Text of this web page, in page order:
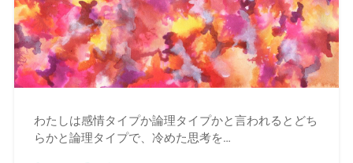
わたしは感情タイプか論理タイプかと言われるとどち
らかと論理タイプで、冷めた思考を…